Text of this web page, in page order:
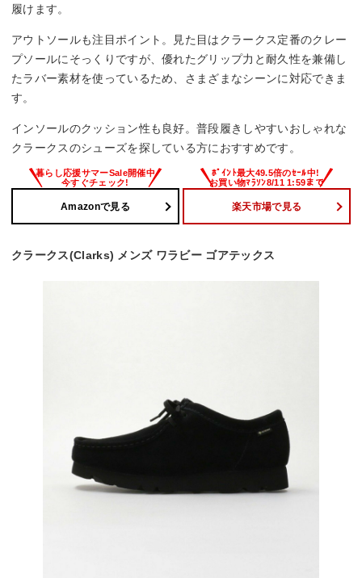
履けます。
アウトソールも注目ポイント。見た目はクラークス定番のクレー
プソールにそっくりですが、優れたグリップ力と耐久性を兼備し
たラバー素材を使っているため、さまざまなシーンに対応できま
す。
インソールのクッション性も良好。普段履きしやすいおしゃれな
クラークスのシューズを探している方におすすめです。
Amazonで見る 楽天市場で見る
クラークス(Clarks) メンズ ワラビー ゴアテックス